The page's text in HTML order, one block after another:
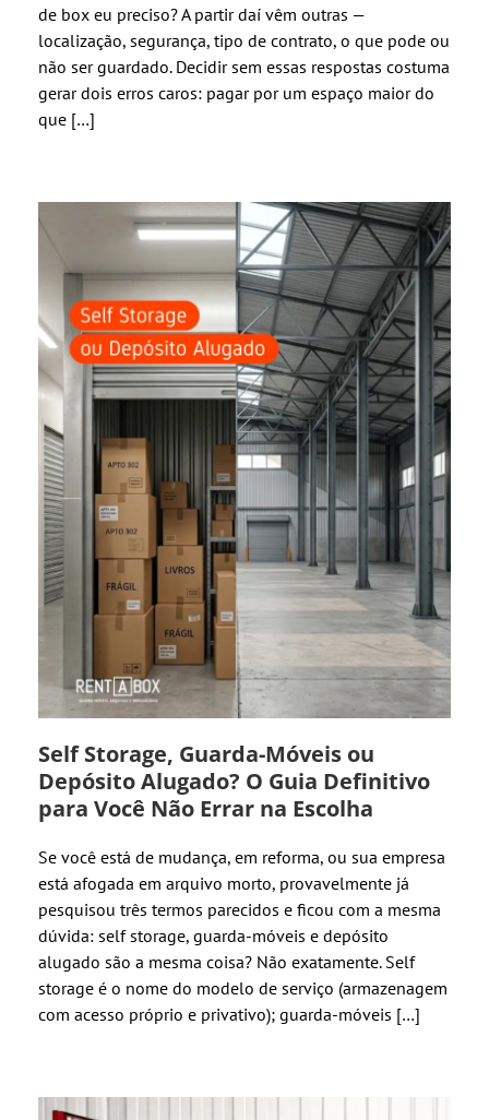
de box eu preciso? A partir daí vêm outras —
localização, segurança, tipo de contrato, o que pode ou
não ser guardado. Decidir sem essas respostas costuma
gerar dois erros caros: pagar por um espaço maior do
que […]
Self Storage, Guarda-Móveis ou
Depósito Alugado? O Guia Definitivo
para Você Não Errar na Escolha
Se você está de mudança, em reforma, ou sua empresa
está afogada em arquivo morto, provavelmente já
pesquisou três termos parecidos e ficou com a mesma
dúvida: self storage, guarda-móveis e depósito
alugado são a mesma coisa? Não exatamente. Self
storage é o nome do modelo de serviço (armazenagem
com acesso próprio e privativo); guarda-móveis […]